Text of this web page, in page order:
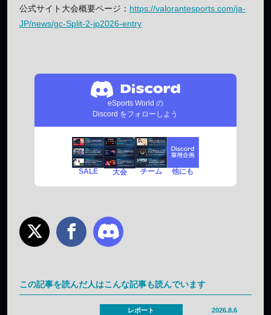
公式サイト大会概要ページ： https://valorantesports.com/ja-
JP/news/gc-Split-2-jp2026-entry
eSports World の
Discord をフォローしよう
SALE 大会 チーム 他にも
この記事を読んだ人はこんな記事も読んでいます
レポート 2026.8.6